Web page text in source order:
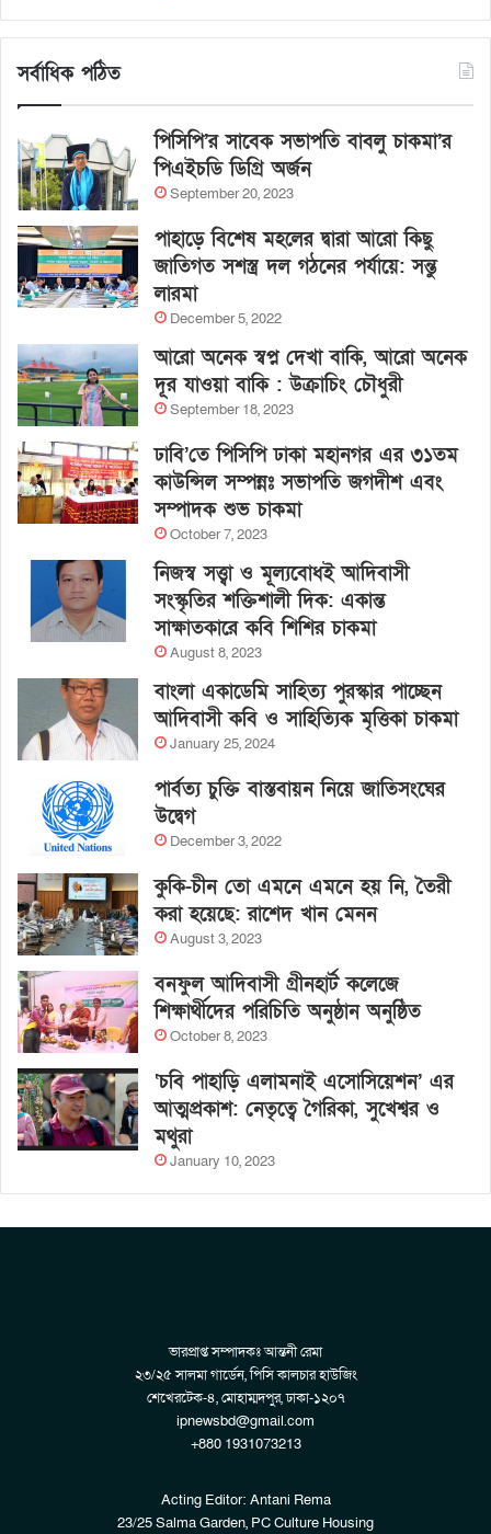
সর্বাধিক পঠিত
পিসিপি’র সাবেক সভাপতি বাবলু চাকমা’র
পিএইচডি ডিগ্রি অর্জন
September 20, 2023
পাহাড়ে বিশেষ মহলের দ্বারা আরো কিছু
জাতিগত সশস্ত্র দল গঠনের পর্যায়ে: সন্তু
লারমা
December 5, 2022
আরো অনেক স্বপ্ন দেখা বাকি, আরো অনেক
দূর যাওয়া বাকি : উক্রাচিং চৌধুরী
September 18, 2023
ঢাবি’তে পিসিপি ঢাকা মহানগর এর ৩১তম
কাউন্সিল সম্পন্নঃ সভাপতি জগদীশ এবং
সম্পাদক শুভ চাকমা
October 7, 2023
নিজস্ব সত্ত্বা ও মূল্যবোধই আদিবাসী
সংস্কৃতির শক্তিশালী দিক: একান্ত
সাক্ষাতকারে কবি শিশির চাকমা
August 8, 2023
বাংলা একাডেমি সাহিত্য পুরস্কার পাচ্ছেন
আদিবাসী কবি ও সাহিত্যিক মৃত্তিকা চাকমা
January 25, 2024
পার্বত্য চুক্তি বাস্তবায়ন নিয়ে জাতিসংঘের
উদ্বেগ
December 3, 2022
কুকি-চীন তো এমনে এমনে হয় নি, তৈরী
করা হয়েছে: রাশেদ খান মেনন
August 3, 2023
বনফুল আদিবাসী গ্রীনহার্ট কলেজে
শিক্ষার্থীদের পরিচিতি অনুষ্ঠান অনুষ্ঠিত
October 8, 2023
‘চবি পাহাড়ি এলামনাই এসোসিয়েশন’ এর
আত্মপ্রকাশ: নেতৃত্বে গৈরিকা, সুখেশ্বর ও
মথুরা
January 10, 2023
ভারপ্রাপ্ত সম্পাদকঃ আন্তনী রেমা
২৩/২৫ সালমা গার্ডেন, পিসি কালচার হাউজিং
শেখেরটেক-৪, মোহাম্মদপুর, ঢাকা-১২০৭
ipnewsbd@gmail.com
+880 1931073213
Acting Editor: Antani Rema
23/25 Salma Garden, PC Culture Housing